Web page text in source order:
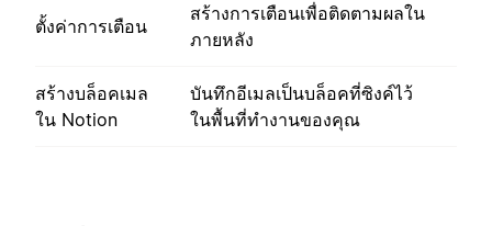
ตั้งค่าการเตือน
สร้างการเตือนเพื่อติดตามผลใน
ภายหลัง
สร้างบล็อคเมล
ใน Notion
บันทึกอีเมลเป็นบล็อคที่ซิงค์ไว้
ในพื้นที่ทำงานของคุณ